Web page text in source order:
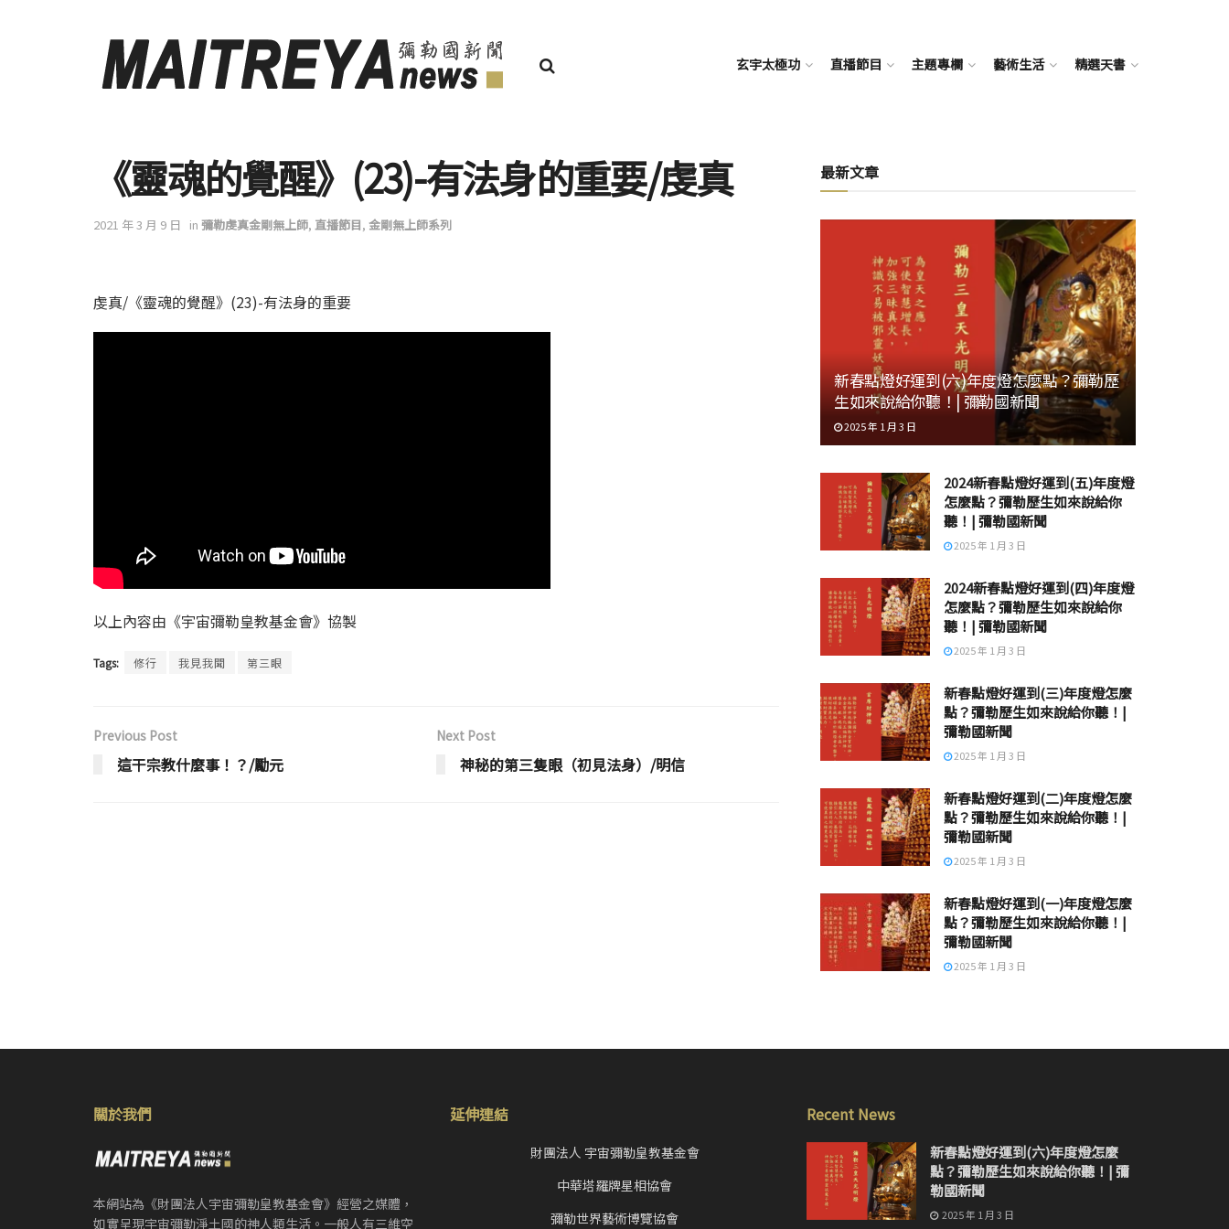
玄宇太極功 直播節目 主題專欄 藝術生活 精選天書
《靈魂的覺醒》(23)-有法身的重要/虔真
2021 年 3 月 9 日 in 彌勒虔真金剛無上師, 直播節目, 金剛無上師系列
虔真/《靈魂的覺醒》(23)-有法身的重要
以上內容由《宇宙彌勒皇教基金會》協製
Tags: 修行 我見我聞 第三眼
Previous Post
這干宗教什麼事！？/勵元
Next Post
神秘的第三隻眼（初見法身）/明信
最新文章
新春點燈好運到(六)年度燈怎麼點？彌勒歷
生如來說給你聽！| 彌勒國新聞
2025 年 1 月 3 日
2024新春點燈好運到(五)年度燈
怎麼點？彌勒歷生如來說給你
聽！| 彌勒國新聞
2025 年 1 月 3 日
2024新春點燈好運到(四)年度燈
怎麼點？彌勒歷生如來說給你
聽！| 彌勒國新聞
2025 年 1 月 3 日
新春點燈好運到(三)年度燈怎麼
點？彌勒歷生如來說給你聽！|
彌勒國新聞
2025 年 1 月 3 日
新春點燈好運到(二)年度燈怎麼
點？彌勒歷生如來說給你聽！|
彌勒國新聞
2025 年 1 月 3 日
新春點燈好運到(一)年度燈怎麼
點？彌勒歷生如來說給你聽！|
彌勒國新聞
2025 年 1 月 3 日
關於我們
本網站為《財團法人宇宙彌勒皇教基金會》經營之媒體，
如實呈現宇宙彌勒淨土國的神人類生活。一般人有三維空
延伸連結
財團法人 宇宙彌勒皇教基金會
中華塔羅牌星相協會
彌勒世界藝術博覽協會
Recent News
新春點燈好運到(六)年度燈怎麼
點？彌勒歷生如來說給你聽！| 彌
勒國新聞
2025 年 1 月 3 日